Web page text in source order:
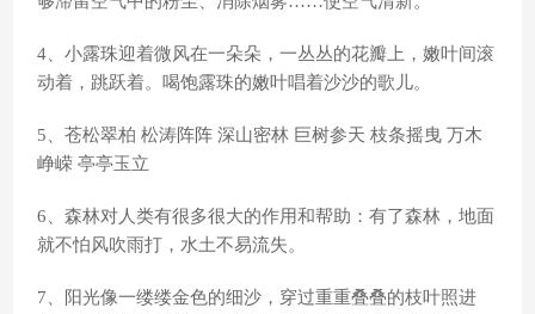
4、小露珠迎着微风在一朵朵，一丛丛的花瓣上，嫩叶间滚
动着，跳跃着。喝饱露珠的嫩叶唱着沙沙的歌儿。
5、苍松翠柏 松涛阵阵 深山密林 巨树参天 枝条摇曳 万木
峥嵘 亭亭玉立
6、森林对人类有很多很大的作用和帮助：有了森林，地面
就不怕风吹雨打，水土不易流失。
7、阳光像一缕缕金色的细沙，穿过重重叠叠的枝叶照进